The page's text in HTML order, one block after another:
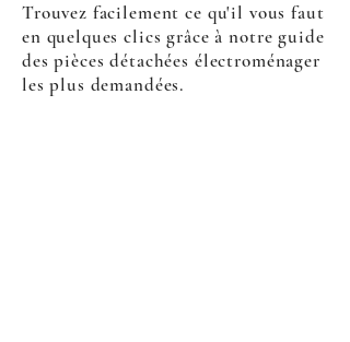
Trouvez facilement ce qu'il vous faut
en quelques clics grâce à notre guide
des pièces détachées électroménager
les plus demandées.